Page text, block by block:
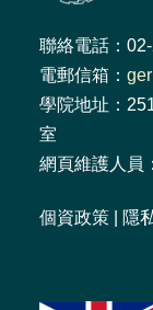
聯絡電話：
電郵信箱：
學院地址：
室
網頁維護人員：
個資政策 隱